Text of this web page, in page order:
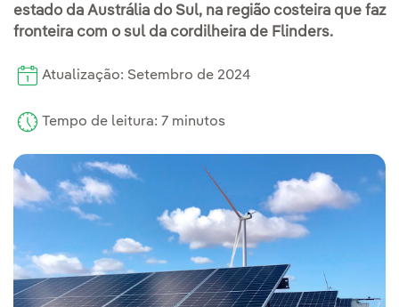
estado da Austrália do Sul, na região costeira que faz
fronteira com o sul da cordilheira de Flinders.
Atualização: Setembro de 2024
Tempo de leitura: 7 minutos